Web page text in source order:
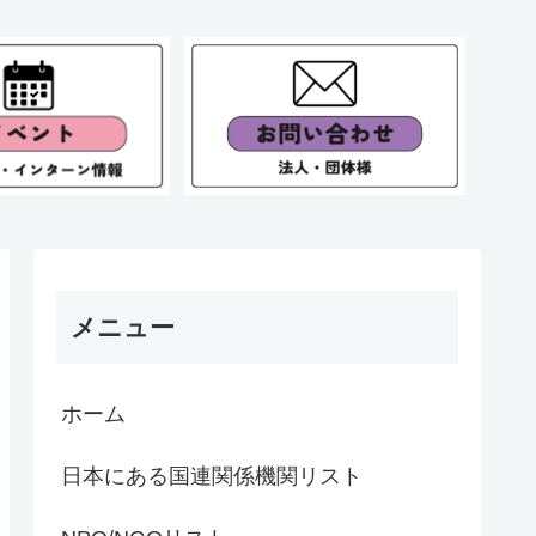
メニュー
ホーム
日本にある国連関係機関リスト